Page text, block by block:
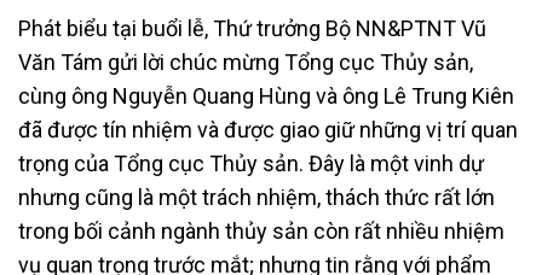
Phát biểu tại buổi lễ, Thứ trưởng Bộ NN&PTNT Vũ
Văn Tám gửi lời chúc mừng Tổng cục Thủy sản,
cùng ông Nguyễn Quang Hùng và ông Lê Trung Kiên
đã được tín nhiệm và được giao giữ những vị trí quan
trọng của Tổng cục Thủy sản. Đây là một vinh dự
nhưng cũng là một trách nhiệm, thách thức rất lớn
trong bối cảnh ngành thủy sản còn rất nhiều nhiệm
vụ quan trọng trước mắt; nhưng tin rằng với phẩm